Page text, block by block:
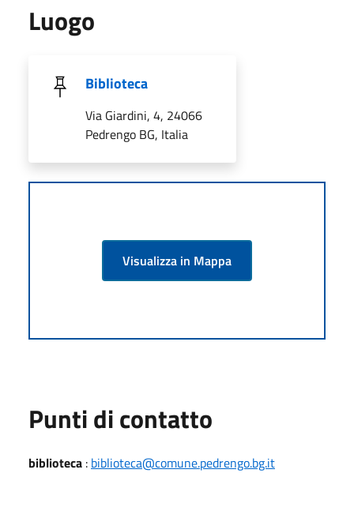
Luogo
Biblioteca
Via Giardini, 4, 24066
Pedrengo BG, Italia
Visualizza in Mappa
Punti di contatto
biblioteca : biblioteca@comune.pedrengo.bg.it